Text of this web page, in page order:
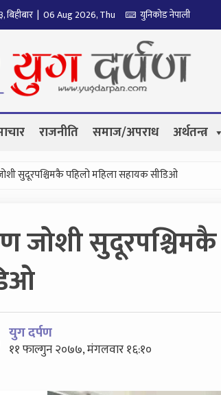
बिहीबार | 06 Aug 2026, Thu युनिकोड नेपाली
राजनीति समाज/अपराध अर्थतन्त्र
सुदूरपश्चिमकै पहिलो महिला सहायक सीडिओ
जोशी
युग दर्पण
११ फाल्गुन २०७७, मंगलवार १६:१०